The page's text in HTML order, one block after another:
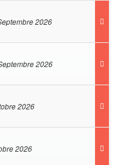
2026
2026
2026
2026